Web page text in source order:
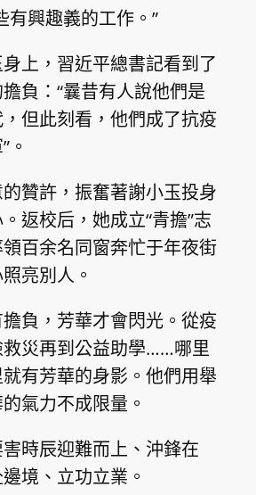
有興趣義的工作。”
上，習近平總書記看到了
負：“曩昔有人說他們是
但此刻看，他們成了抗疫
。
贊許，振奮著謝小玉投身
返校后，她成立“青擔”志
百余名同窗奔忙于年夜街
亮別人。
負，芳華才會閃光。從疫
災再到公益助學……哪里
有芳華的身影。他們用舉
氣力不成限量。
時辰迎難而上、沖鋒在
境、立功立業。